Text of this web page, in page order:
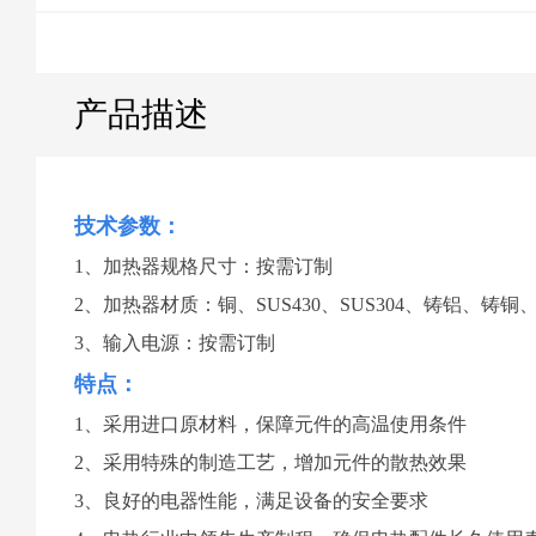
产品描述
技术参数：
1、加热器规格尺寸：按需订制
2、加热器材质：铜、SUS430、SUS304、铸铝、铸铜
3、输入电源：按需订制
特点：
1、采用进口原材料，保障元件的高温使用条件
2、采用特殊的制造工艺，增加元件的散热效果
3、良好的电器性能，满足设备的安全要求